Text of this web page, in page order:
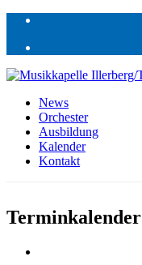
News
Orchester
Ausbildung
Kalender
Kontakt
Terminkalender